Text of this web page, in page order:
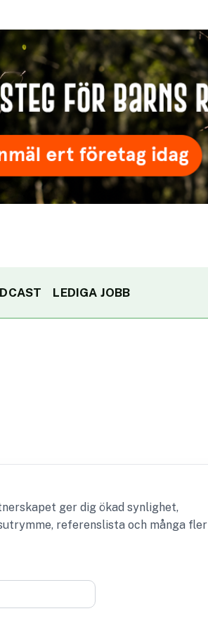
LEDIGA JOBB
ger dig ökad synlighet,
referenslista och många fler